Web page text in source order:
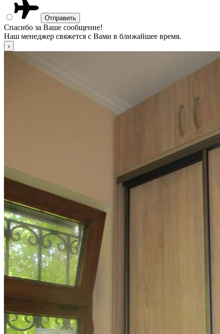
Спасибо за Ваше сообщение!
Наш менеджер свяжется с Вами в ближайшее время.